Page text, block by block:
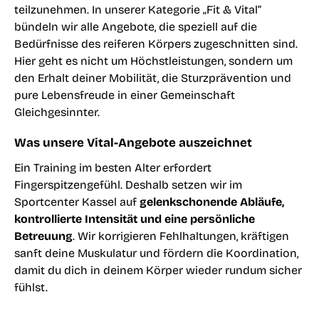
teilzunehmen. In unserer Kategorie „Fit & Vital“
bündeln wir alle Angebote, die speziell auf die
Bedürfnisse des reiferen Körpers zugeschnitten sind.
Hier geht es nicht um Höchstleistungen, sondern um
den Erhalt deiner Mobilität, die Sturzprävention und
pure Lebensfreude in einer Gemeinschaft
Gleichgesinnter.
Was unsere Vital-Angebote auszeichnet
Ein Training im besten Alter erfordert
Fingerspitzengefühl. Deshalb setzen wir im
Sportcenter Kassel auf gelenkschonende Abläufe,
kontrollierte Intensität und eine persönliche
Betreuung. Wir korrigieren Fehlhaltungen, kräftigen
sanft deine Muskulatur und fördern die Koordination,
damit du dich in deinem Körper wieder rundum sicher
fühlst.